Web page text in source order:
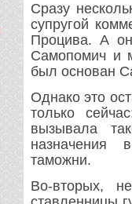
Сразу
супругой
Процива. А
Самопомич и
был основан
Однако это
только
вызывала
назначения
таможни.
Во-вторых,